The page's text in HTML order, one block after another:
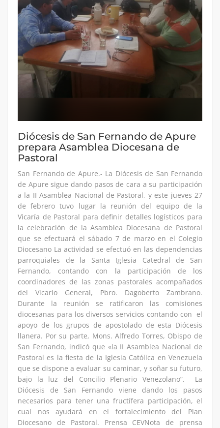
Diócesis de San Fernando de Apure
prepara Asamblea Diocesana de
Pastoral
San Fernando de Apure.- La Diócesis de San Fernando
de Apure sigue dando pasos de cara a su participación
a la II Asamblea Nacional de Pastoral, y este jueves 27
de febrero tuvo lugar la reunión del equipo de la
Vicaría de Pastoral para definir detalles logísticos para
la celebración de la Asamblea Diocesana de Pastoral
que se efectuará el sábado 7 de marzo en el Colegio
Diocesano La actividad se efectuó en las dependencias
parroquiales de la Santa Iglesia Catedral de San
Fernando, contando con la participación de los
coordinadores de las zonas pastorales acompañados
del Vicario General, Pbro. Dagoberto Zambrano.
Durante la reunión se ratificaron las comisiones
diocesanas para los diversos servicios contando con el
apoyo de los grupos de apostolado de esta Diócesis
llanera. Por su parte, Mons. Alfredo Torres, Obispo de
San Fernando, indicó que «la II Asamblea Nacional de
Pastoral es la fiesta de la Iglesia Católica en Venezuela
que se dispone a evaluar su caminar, y soñar su futuro,
bajo la luz del Concilio Plenario Venezolano”. La
Diócesis de San Fernando viene dando los pasos
necesarios para tener una fructífera participación, el
cual nos ayudará en el fortalecimiento del Plan
Diocesano de Pastoral. Prensa CEVNota de prensa